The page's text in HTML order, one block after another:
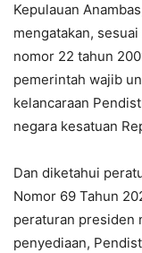
Kepulauan
mengatakan,
nomor 22 tahun
pemerintah wajib
kelancaraan
negara kesatuan
Dan diketahui
Nomor 69 Tahun
peraturan presiden
penyediaan,